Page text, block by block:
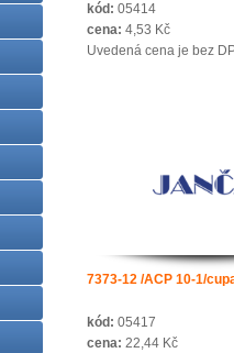
kód: 05414
cena: 4,53 Kč
Uvedená cena je bez
7373-12 /ACP 10-1/
kód: 05417
cena: 22,44 Kč